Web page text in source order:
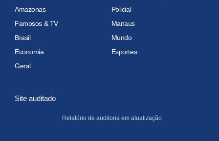
Amazonas
Policial
Famosos & TV
Manaus
Brasil
Mundo
Economia
Esportes
Geral
Site auditado
Relatório de auditoria em atualização